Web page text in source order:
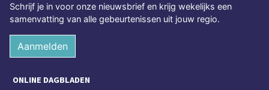
Schrijf je in voor onze nieuwsbrief en krijg wekelijks een
samenvatting van alle gebeurtenissen uit jouw regio.
Aanmelden
ONLINE DAGBLADEN